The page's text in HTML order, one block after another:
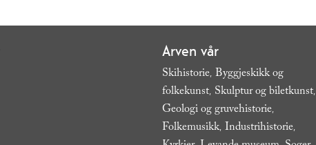
Arven vår
Skihistorie, Byggjeskikk og
folkekunst, Skulptur og biletkunst,
Geologi og gruvehistorie,
Folkemusikk, Industrihistorie,